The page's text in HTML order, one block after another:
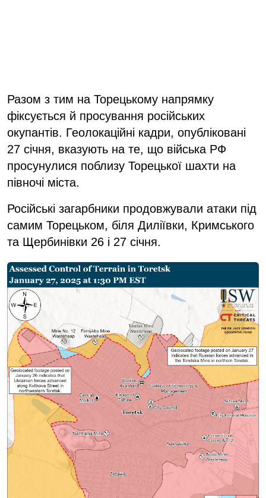
Разом з тим на Торецькому напрямку
фіксується й просування російських
окупантів. Геолокаційні кадри, опубліковані
27 січня, вказують на те, що війська РФ
просунулися поблизу Торецької шахти на
півночі міста.
Російські загарбники продовжували атаки під
самим Торецьком, біля Диліївки, Кримського
та Щербинівки 26 і 27 січня.